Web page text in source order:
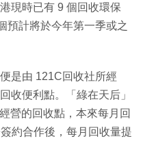
現時已有 9 個回收環保
預計將於今年第一季或之
是由 121C回收社所經
收便利點。「綠在天后」
營的回收點，本來每月回
約合作後，每月回收量提